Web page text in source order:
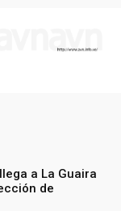
a La Guaira
de